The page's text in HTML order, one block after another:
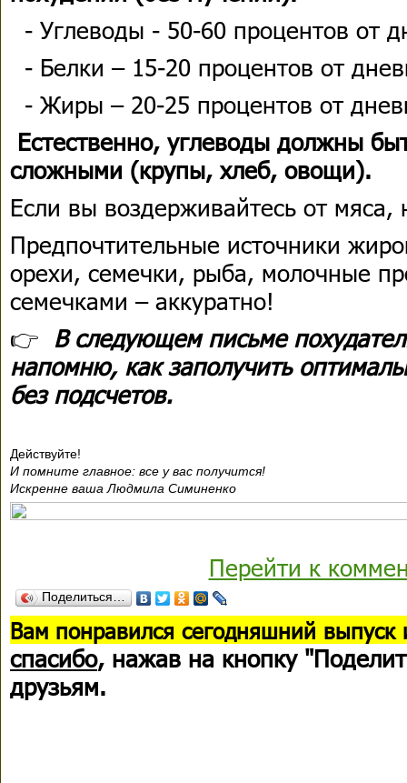
- Углеводы - 50-60 процентов от
- Белки – 15-20 процентов от
- Жиры – 20-25 процентов от
Естественно, углеводы должны
сложными (крупы, хлеб, овощи).
Если вы воздерживайтесь от
Предпочтительные источники
орехи, семечки, рыба, молочные
семечками – аккуратно!
👉 В следующем письме
напомню, как заполучить
без подсчетов.
Действуйте!
И помните главное: все у вас получится!
Искренне ваша Людмила Симиненко
Перейти к
Поделиться…
Вам понравился сегодняшний выпуск
спасибо, нажав на кнопку
друзьям.